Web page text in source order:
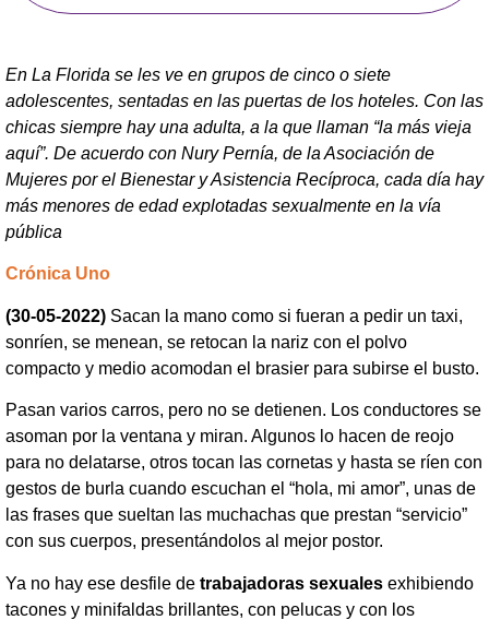
En La Florida se les ve en grupos de cinco o siete
adolescentes, sentadas en las puertas de los hoteles. Con las
chicas siempre hay una adulta, a la que llaman “la más vieja
aquí”. De acuerdo con Nury Pernía, de la Asociación de
Mujeres por el Bienestar y Asistencia Recíproca, cada día hay
más menores de edad explotadas sexualmente en la vía
pública
Crónica Uno
(30-05-2022) Sacan la mano como si fueran a pedir un taxi,
sonríen, se menean, se retocan la nariz con el polvo
compacto y medio acomodan el brasier para subirse el busto.
Pasan varios carros, pero no se detienen. Los conductores se
asoman por la ventana y miran. Algunos lo hacen de reojo
para no delatarse, otros tocan las cornetas y hasta se ríen con
gestos de burla cuando escuchan el “hola, mi amor”, unas de
las frases que sueltan las muchachas que prestan “servicio”
con sus cuerpos, presentándolos al mejor postor.
Ya no hay ese desfile de trabajadoras sexuales exhibiendo
tacones y minifaldas brillantes, con pelucas y con los